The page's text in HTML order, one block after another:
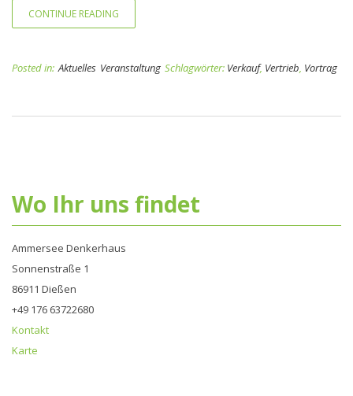
CONTINUE READING
Posted in: Aktuelles Veranstaltung Schlagwörter: Verkauf, Vertrieb, Vortrag
Wo Ihr uns findet
Ammersee Denkerhaus
Sonnenstraße 1
86911 Dießen
+49 176 63722680‬
Kontakt
Karte